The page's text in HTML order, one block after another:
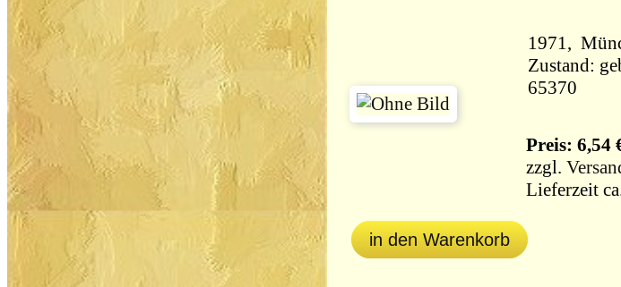
Zustand:
65370
Preis: 6,54
zzgl.
Lieferzeit
in den Warenkorb